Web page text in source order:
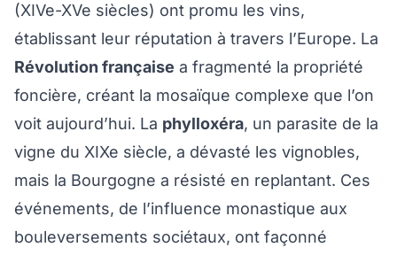
(XIVe-XVe siècles) ont promu les vins,
établissant leur réputation à travers l’Europe. La
Révolution française a fragmenté la propriété
foncière, créant la mosaïque complexe que l’on
voit aujourd’hui. La phylloxéra, un parasite de la
vigne du XIXe siècle, a dévasté les vignobles,
mais la Bourgogne a résisté en replantant. Ces
événements, de l’influence monastique aux
bouleversements sociétaux, ont façonné